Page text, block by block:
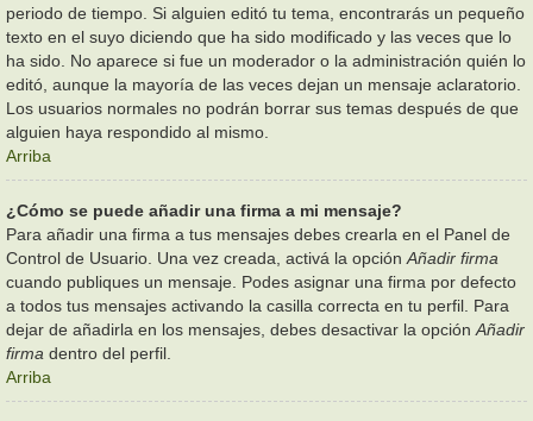
periodo de tiempo. Si alguien editó tu tema, encontrarás un pequeño
texto en el suyo diciendo que ha sido modificado y las veces que lo
ha sido. No aparece si fue un moderador o la administración quién lo
editó, aunque la mayoría de las veces dejan un mensaje aclaratorio.
Los usuarios normales no podrán borrar sus temas después de que
alguien haya respondido al mismo.
Arriba
¿Cómo se puede añadir una firma a mi mensaje?
Para añadir una firma a tus mensajes debes crearla en el Panel de
Control de Usuario. Una vez creada, activá la opción Añadir firma
cuando publiques un mensaje. Podes asignar una firma por defecto
a todos tus mensajes activando la casilla correcta en tu perfil. Para
dejar de añadirla en los mensajes, debes desactivar la opción Añadir
firma dentro del perfil.
Arriba